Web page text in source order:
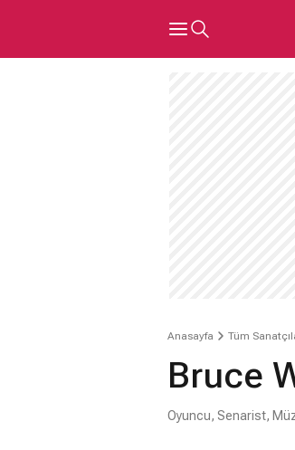
Anasayfa Tüm
Bruce
Oyuncu, Senarist,